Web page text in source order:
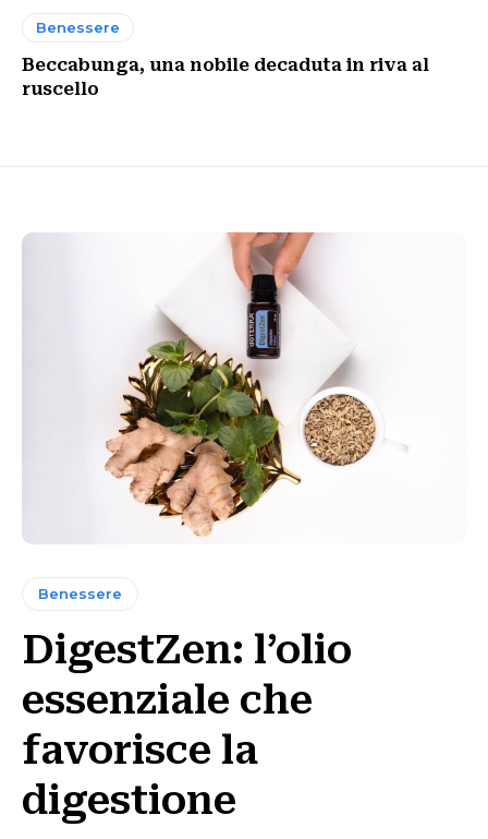
Benessere
Beccabunga, una nobile decaduta in riva al
ruscello
Benessere
DigestZen: l’olio
essenziale che
favorisce la
digestione